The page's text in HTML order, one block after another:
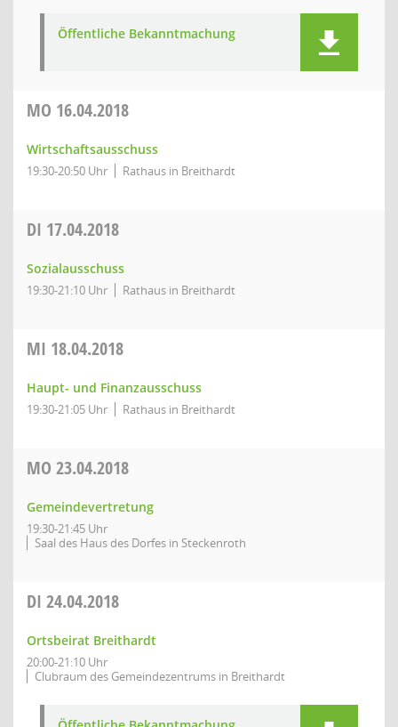
Öffentliche Bekanntmachung
MO 16.04.2018
Wirtschaftsausschuss
19:30-20:50 Uhr Rathaus in Breithardt
DI 17.04.2018
Sozialausschuss
19:30-21:10 Uhr Rathaus in Breithardt
MI 18.04.2018
Haupt- und Finanzausschuss
19:30-21:05 Uhr Rathaus in Breithardt
MO 23.04.2018
Gemeindevertretung
19:30-21:45 Uhr
Saal des Haus des Dorfes in Steckenroth
DI 24.04.2018
Ortsbeirat Breithardt
20:00-21:10 Uhr
Clubraum des Gemeindezentrums in Breithardt